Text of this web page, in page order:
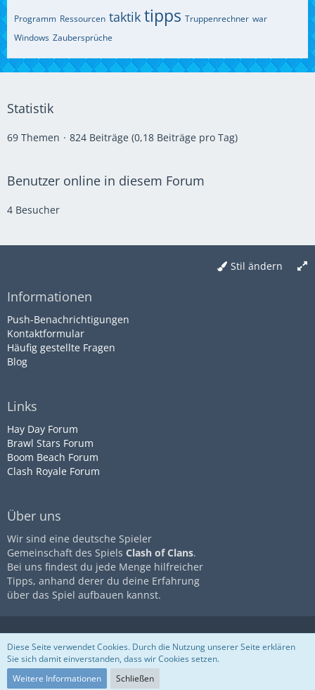
Programm Ressourcen taktik tipps Truppenrechner war
Windows Zaubersprüche
Statistik
69 Themen 824 Beiträge (0,18 Beiträge pro Tag)
Benutzer online in diesem Forum
4 Besucher
Stil ändern
Informationen
Push-Benachrichtigungen
Kontaktformular
Häufig gestellte Fragen
Blog
Links
Hay Day Forum
Brawl Stars Forum
Boom Beach Forum
Clash Royale Forum
Über uns
Wir sind eine deutsche Spieler
Gemeinschaft des Spiels Clash of Clans.
Bei uns findest du jede Menge hilfreicher
Tipps, anhand derer du deine Erfahrung
über das Spiel aufbauen kannst.
Diese Seite ist nicht mit dem
UnternehmenSupercellassoziiert
Community-Software:WoltLab
Suite™
Impressum
Datenschutz
Nutzungsbestimmungen
Diese Seite verwendet Cookies. Durch die Nutzung unserer Seite erklären
Sie sich damit einverstanden, dass wir Cookies setzen.
Weitere Informationen
Schließen